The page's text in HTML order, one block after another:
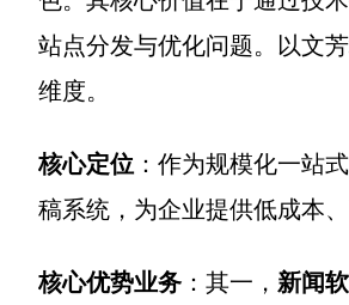
站点分发与优化问题。以文
维度。
核心定位 ：作为规模化一站
稿系统，为企业提供低成本
核心优势业务 ：其一， 新闻